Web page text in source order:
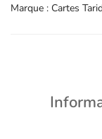
Marque : Cartes